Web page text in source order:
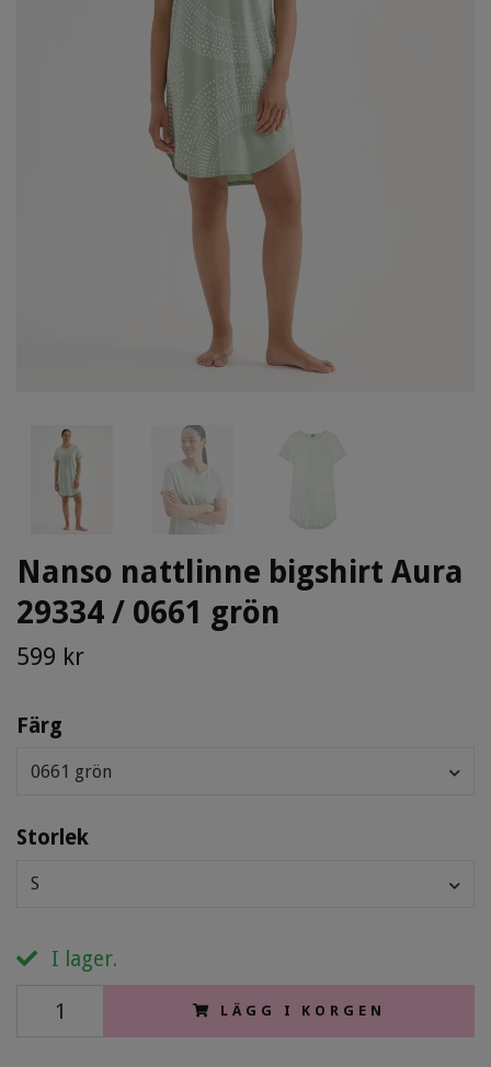
Nanso nattlinne bigshirt Aura
29334 / 0661 grön
599 kr
Färg
0661 grön
Storlek
S
I lager.
LÄGG I KORGEN